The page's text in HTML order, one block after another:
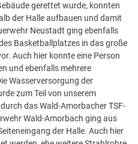
gerettet wurde, konnten
der Halle aufbauen und damit
Neustadt ging ebenfalls
Basketballplatzes in das große
Auch hier konnte eine Person
und ebenfalls mehrere
Wasserversorgung der
zum Teil von unserem
das Wald-Amorbacher TSF-
Wald-Amorbach ging aus
der Halle. Auch hier